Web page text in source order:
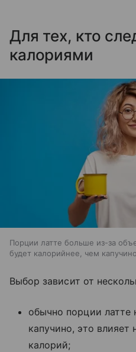
Для тех, кто
калориями
Порции латте больше из-за
будет калорийнее, чем
Выбор зависит от
обычно порции латте
капучино, это влияет
калорий;